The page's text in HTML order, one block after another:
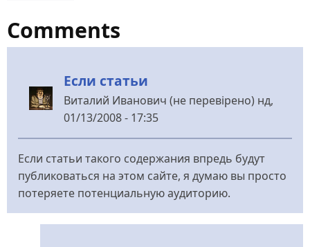
Comments
Если статьи
Виталий Иванович (не перевірено) нд,
01/13/2008 - 17:35
Если статьи такого содержания впредь будут
публиковаться на этом сайте, я думаю вы просто
потеряете потенциальную аудиторию.